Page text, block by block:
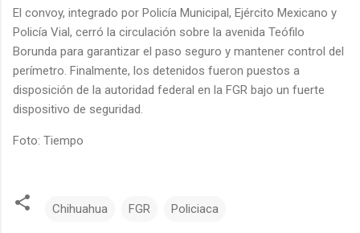
El convoy, integrado por Policía Municipal, Ejército Mexicano y
Policía Vial, cerró la circulación sobre la avenida Teófilo
Borunda para garantizar el paso seguro y mantener control del
perímetro. Finalmente, los detenidos fueron puestos a
disposición de la autoridad federal en la FGR bajo un fuerte
dispositivo de seguridad.
Foto: Tiempo
Chihuahua FGR Policiaca